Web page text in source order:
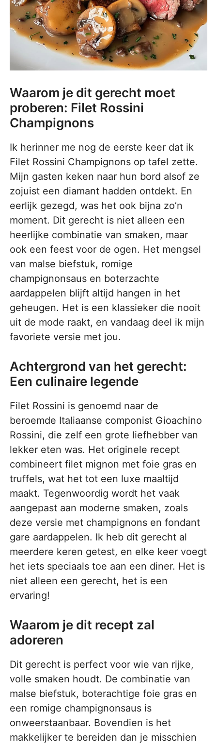
Waarom je dit gerecht moet
proberen: Filet Rossini
Champignons
Ik herinner me nog de eerste keer dat ik
Filet Rossini Champignons op tafel zette.
Mijn gasten keken naar hun bord alsof ze
zojuist een diamant hadden ontdekt. En
eerlijk gezegd, was het ook bijna zo’n
moment. Dit gerecht is niet alleen een
heerlijke combinatie van smaken, maar
ook een feest voor de ogen. Het mengsel
van malse biefstuk, romige
champignonsaus en boterzachte
aardappelen blijft altijd hangen in het
geheugen. Het is een klassieker die nooit
uit de mode raakt, en vandaag deel ik mijn
favoriete versie met jou.
Achtergrond van het gerecht:
Een culinaire legende
Filet Rossini is genoemd naar de
beroemde Italiaanse componist Gioachino
Rossini, die zelf een grote liefhebber van
lekker eten was. Het originele recept
combineert filet mignon met foie gras en
truffels, wat het tot een luxe maaltijd
maakt. Tegenwoordig wordt het vaak
aangepast aan moderne smaken, zoals
deze versie met champignons en fondant
gare aardappelen. Ik heb dit gerecht al
meerdere keren getest, en elke keer voegt
het iets speciaals toe aan een diner. Het is
niet alleen een gerecht, het is een
ervaring!
Waarom je dit recept zal
adoreren
Dit gerecht is perfect voor wie van rijke,
volle smaken houdt. De combinatie van
malse biefstuk, boterachtige foie gras en
een romige champignonsaus is
onweerstaanbaar. Bovendien is het
makkelijker te bereiden dan je misschien